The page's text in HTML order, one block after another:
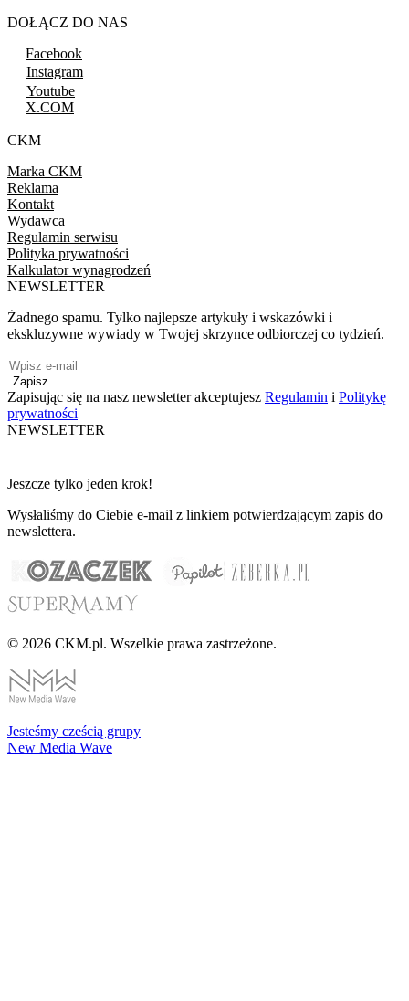
DOŁĄCZ DO NAS
Facebook
Instagram
Youtube
X.COM
CKM
Marka CKM
Reklama
Kontakt
Wydawca
Regulamin serwisu
Polityka prywatności
Kalkulator wynagrodzeń
NEWSLETTER
Żadnego spamu. Tylko najlepsze artykuły i wskazówki i
ekskluzywne wywiady w Twojej skrzynce odbiorczej co tydzień.
Zapisz
Zapisując się na nasz newsletter akceptujesz Regulamin i Politykę
prywatności
NEWSLETTER
Jeszcze tylko jeden krok!
Wysłaliśmy do Ciebie e-mail z linkiem potwierdzającym zapis do
newslettera.
© 2026 CKM.pl. Wszelkie prawa zastrzeżone.
Jesteśmy cześcią grupy
New Media Wave